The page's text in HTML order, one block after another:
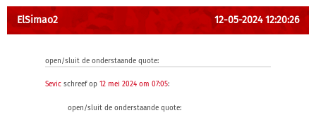
ElSimao2 12-05-2024 12:20:26
open/sluit de onderstaande quote:
Sevic schreef op 12 mei 2024 om 07:05:
open/sluit de onderstaande quote: